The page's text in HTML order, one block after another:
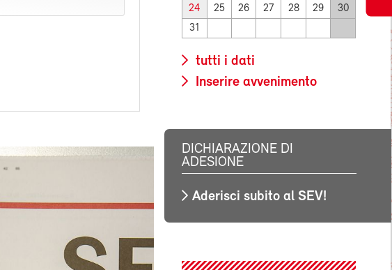
24 25 26 27 28 29
30
31
tutti i dati
Inserire avvenimento
DICHIARAZIONE DI
ADESIONE
Aderisci subito al SEV!